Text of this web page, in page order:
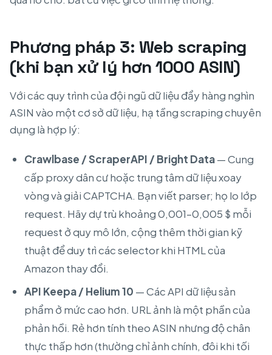
Phương pháp 3: Web scraping
(khi bạn xử lý hơn 1000 ASIN)
Với các quy trình của đội ngũ dữ liệu đẩy hàng nghìn
ASIN vào một cơ sở dữ liệu, hạ tầng scraping chuyên
dụng là hợp lý:
Crawlbase / ScraperAPI / Bright Data— Cung
cấp proxy dân cư hoặc trung tâm dữ liệu xoay
vòng và giải CAPTCHA. Bạn viết parser; họ lo lớp
request. Hãy dự trù khoảng 0,001–0,005 $ mỗi
request ở quy mô lớn, cộng thêm thời gian kỹ
thuật để duy trì các selector khi HTML của
Amazon thay đổi.
API Keepa / Helium 10 — Các API dữ liệu sản
phẩm ở mức cao hơn. URL ảnh là một phần của
phản hồi. Rẻ hơn tính theo ASIN nhưng độ chân
thực thấp hơn (thường chỉ ảnh chính, đôi khi tối